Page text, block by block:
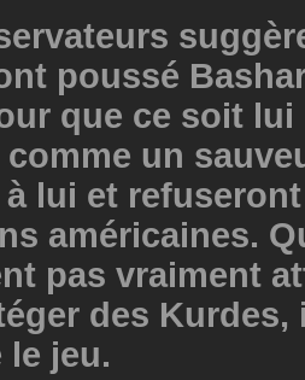
poussé
que ce soit
un
lui et
américaines.
pas vraiment
des Kurdes,
le jeu.